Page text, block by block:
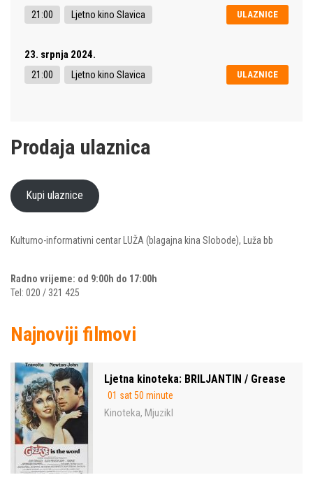
ULAZNICE
21:00 Ljetno kino Slavica
23. srpnja 2024.
ULAZNICE
21:00 Ljetno kino Slavica
Prodaja ulaznica
Kupi ulaznice
Kulturno-informativni centar LUŽA (blagajna kina Slobode), Luža bb
Radno vrijeme: od 9:00h do 17:00h
Tel: 020 / 321 425
Najnoviji filmovi
Ljetna kinoteka: BRILJANTIN / Grease
01 sat 50 minute
Kinoteka, Mjuzikl